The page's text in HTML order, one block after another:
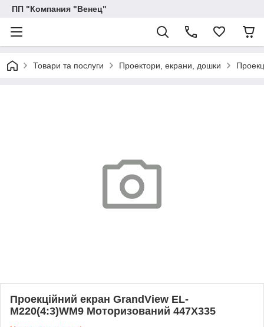
ПП "Компания "Венец"
Товари та послуги Проектори, екрани, дошки
Проекційний екран GrandView EL-
M220(4:3)WM9 Моторизований 447X335